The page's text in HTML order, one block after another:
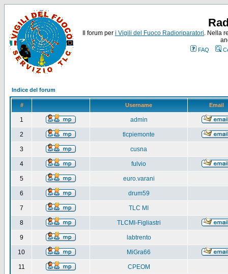
Il forum per i Vigili del Fuoco Radioriparatori. Nella
FAQ
Indice del forum
# Username Email
1 admin
2 tlcpiemonte
3 cusna
4 fulvio
5 euro.varani
6 drum59
7 TLC MI
8 TLCMI-Figliastri
9 labtrento
10 MiGra66
11 CPEOM